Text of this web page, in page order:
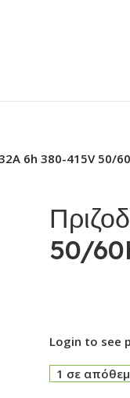
6h 380-415V 50/
50/
Login to see
1 σε